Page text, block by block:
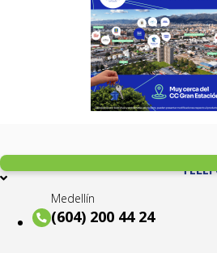
Medellín
(604) 200 44 24